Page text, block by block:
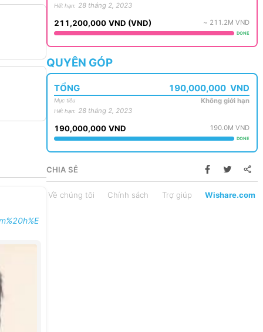
Hết hạn: 28 tháng 2, 2023
211,200,000 VND (VND) ~ 211.2M VND
DONE
QUYÊN GÓP
TỔNG 190,000,000 VND
Mục tiêu Không giới hạn
Hết hạn: 28 tháng 2, 2023
190,000,000 VND 190.0M VND
DONE
CHIA SẺ
Về chúng tôi Chính sách Trợ giúp Wishare.com